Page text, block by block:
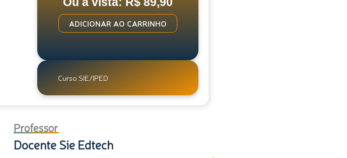
Curso
de
à
Depilação
ADICIONAR AO CARRINHO
Curso SIE/IPED
Professor
Docente Sie Edtech